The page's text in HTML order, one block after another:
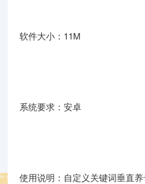
软件大小：11M
系统要求：安卓
使用说明：自定义关键词垂直